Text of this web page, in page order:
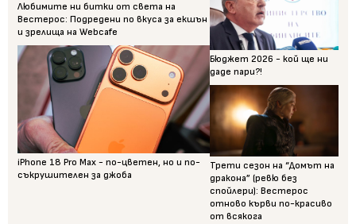
Любимите ни битки от света на
Вестерос: Подредени по вкуса за екшън
и зрелища на Webcafe
iPhone 18 Pro Max - по-цветен, но и по-
съкрушителен за джоба
Бюджет 2026 - кой ще ни
даде пари?!
Трети сезон на “Домът на
дракона” (ревю без
спойлери): Вестерос
отново кърви по-красиво
от всякога